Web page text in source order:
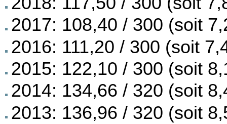
2017: 108,40 / 300 (soit
2016: 111,20 / 300 (soit
2015: 122,10 / 300 (soit
2014: 134,66 / 320 (soit
2013: 136,96 / 320 (soit